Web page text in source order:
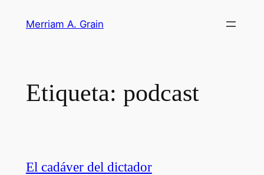
Merriam A. Grain
Etiqueta: podcast
El cadáver del dictador